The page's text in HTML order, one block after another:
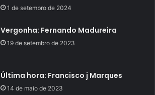
1 de setembro de 2024
Vergonha: Fernando Madureira
19 de setembro de 2023
Última hora: Francisco j Marques
14 de maio de 2023